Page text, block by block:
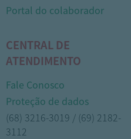
Portal do colaborador
CENTRAL DE
ATENDIMENTO
Fale Conosco
Proteção de dados
(68) 3216-3019 / (69) 2182-
3112